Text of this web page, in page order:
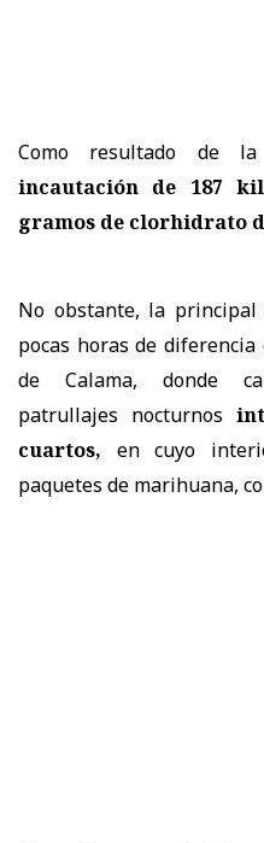
Como resultado de
incautación de 187
gramos de clorhidrato
No obstante, la
pocas horas de
de Calama, donde
patrullajes nocturnos
cuartos, en cuyo
paquetes de marihuana,